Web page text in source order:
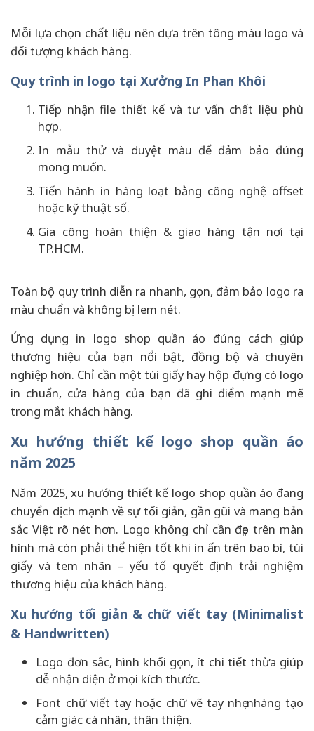
Mỗi lựa chọn chất liệu nên dựa trên tông màu logo và
đối tượng khách hàng.
Quy trình in logo tại Xưởng In Phan Khôi
Tiếp nhận file thiết kế và tư vấn chất liệu phù
hợp.
In mẫu thử và duyệt màu để đảm bảo đúng
mong muốn.
Tiến hành in hàng loạt bằng công nghệ offset
hoặc kỹ thuật số.
Gia công hoàn thiện & giao hàng tận nơi tại
TP.HCM.
Toàn bộ quy trình diễn ra nhanh, gọn, đảm bảo logo ra
màu chuẩn và không bị lem nét.
Ứng dụng in logo shop quần áo đúng cách giúp
thương hiệu của bạn nổi bật, đồng bộ và chuyên
nghiệp hơn. Chỉ cần một túi giấy hay hộp đựng có logo
in chuẩn, cửa hàng của bạn đã ghi điểm mạnh mẽ
trong mắt khách hàng.
Xu hướng thiết kế logo shop quần áo
năm 2025
Năm 2025, xu hướng thiết kế logo shop quần áo đang
chuyển dịch mạnh về sự tối giản, gần gũi và mang bản
sắc Việt rõ nét hơn. Logo không chỉ cần đẹp trên màn
hình mà còn phải thể hiện tốt khi in ấn trên bao bì, túi
giấy và tem nhãn – yếu tố quyết định trải nghiệm
thương hiệu của khách hàng.
Xu hướng tối giản & chữ viết tay (Minimalist
& Handwritten)
Logo đơn sắc, hình khối gọn, ít chi tiết thừa giúp
dễ nhận diện ở mọi kích thước.
Font chữ viết tay hoặc chữ vẽ tay nhẹ nhàng tạo
cảm giác cá nhân, thân thiện.